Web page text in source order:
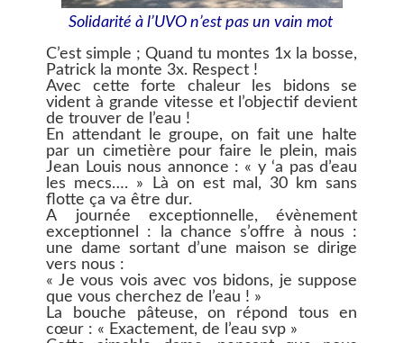
Solidarité à l’UVO n’est pas un vain mot
C’est simple ; Quand tu montes 1x la bosse,
Patrick la monte 3x. Respect !
Avec cette forte chaleur les bidons se
vident à grande vitesse et l’objectif devient
de trouver de l’eau !
En attendant le groupe, on fait une halte
par un cimetière pour faire le plein, mais
Jean Louis nous annonce : « y ‘a pas d’eau
les mecs…. » Là on est mal, 30 km sans
flotte ça va être dur.
A journée exceptionnelle, évènement
exceptionnel : la chance s’offre à nous :
une dame sortant d’une maison se dirige
vers nous :
« Je vous vois avec vos bidons, je suppose
que vous cherchez de l’eau ! »
La bouche pâteuse, on répond tous en
cœur : « Exactement, de l’eau svp »